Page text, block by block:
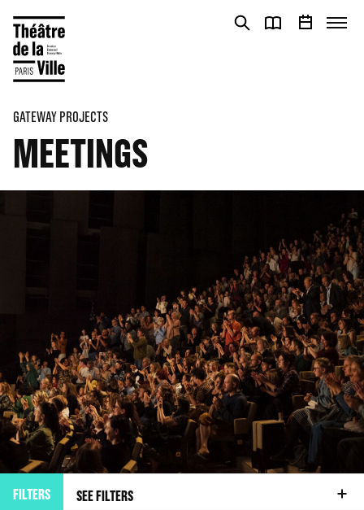
GATEWAY PROJECTS
MEETINGS
FILTERS SEE FILTERS